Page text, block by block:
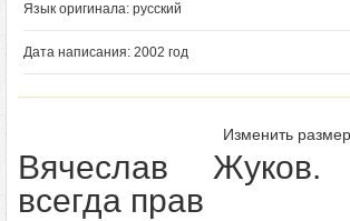
Язык оригинала: русский
Дата написания: 2002 год
Изменить
Вячеслав Жуков.
всегда прав